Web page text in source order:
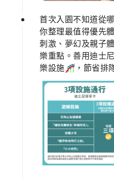
首次入園不知道從
你整理最值得優先
刺激、夢幻及親子
樂重點。善用迪士
樂設施🎢，節省排